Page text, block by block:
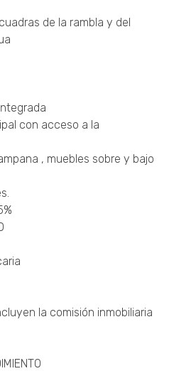
de la rambla y del
con acceso a la
, muebles sobre y bajo
la comisión inmobiliaria